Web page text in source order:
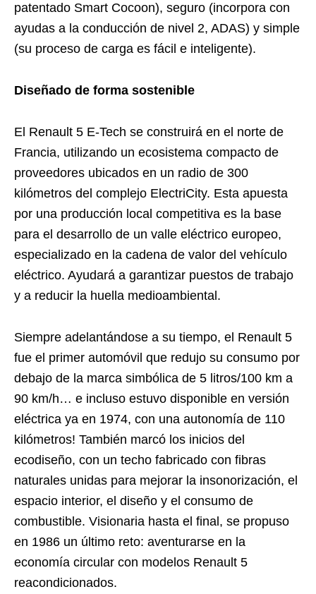
patentado Smart Cocoon), seguro (incorpora con
ayudas a la conducción de nivel 2, ADAS) y simple
(su proceso de carga es fácil e inteligente).
Diseñado de forma sostenible
El Renault 5 E-Tech se construirá en el norte de
Francia, utilizando un ecosistema compacto de
proveedores ubicados en un radio de 300
kilómetros del complejo ElectriCity. Esta apuesta
por una producción local competitiva es la base
para el desarrollo de un valle eléctrico europeo,
especializado en la cadena de valor del vehículo
eléctrico. Ayudará a garantizar puestos de trabajo
y a reducir la huella medioambiental.
Siempre adelantándose a su tiempo, el Renault 5
fue el primer automóvil que redujo su consumo por
debajo de la marca simbólica de 5 litros/100 km a
90 km/h… e incluso estuvo disponible en versión
eléctrica ya en 1974, con una autonomía de 110
kilómetros! También marcó los inicios del
ecodiseño, con un techo fabricado con fibras
naturales unidas para mejorar la insonorización, el
espacio interior, el diseño y el consumo de
combustible. Visionaria hasta el final, se propuso
en 1986 un último reto: aventurarse en la
economía circular con modelos Renault 5
reacondicionados.